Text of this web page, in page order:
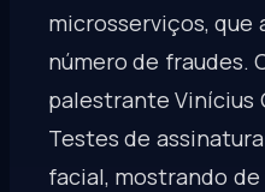
microsserviços, que
número de fraudes.
palestrante Vinícius
Testes de
facial, mostrando